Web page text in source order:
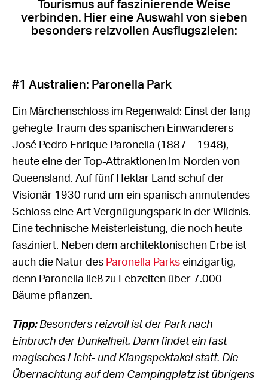
Tourismus auf faszinierende Weise
verbinden. Hier eine Auswahl von sieben
besonders reizvollen Ausflugszielen:
#1 Australien: Paronella Park
Ein Märchenschloss im Regenwald: Einst der lang
gehegte Traum des spanischen Einwanderers
José Pedro Enrique Paronella (1887 – 1948),
heute eine der Top-Attraktionen im Norden von
Queensland. Auf fünf Hektar Land schuf der
Visionär 1930 rund um ein spanisch anmutendes
Schloss eine Art Vergnügungspark in der Wildnis.
Eine technische Meisterleistung, die noch heute
fasziniert. Neben dem architektonischen Erbe ist
auch die Natur des Paronella Parks einzigartig,
denn Paronella ließ zu Lebzeiten über 7.000
Bäume pflanzen.
Tipp:Besonders reizvoll ist der Park nach
Einbruch der Dunkelheit. Dann findet ein fast
magisches Licht- und Klangspektakel statt. Die
Übernachtung auf dem Campingplatz ist übrigens